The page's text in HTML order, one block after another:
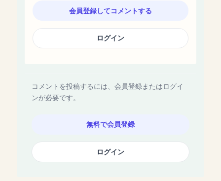
会員登録してコメントする
ログイン
コメントを投稿するには、会員登録またはログイ
ンが必要です。
無料で会員登録
ログイン